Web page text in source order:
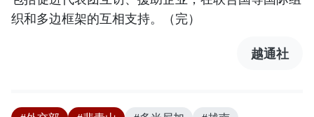
织和多边框架的互相支持。（完）
越通社